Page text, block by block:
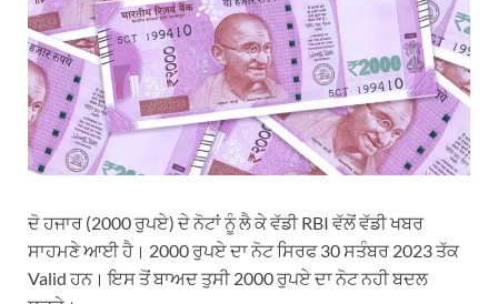
ਦੋ ਹਜਾਰ (2000 ਰੁਪਏ) ਦੇ ਨੋਟਾਂ ਨੂੰ ਲੈ ਕੇ ਵੱਡੀ RBI ਵੱਲੋਂ ਵੱਡੀ ਖਬਰ
ਸਾਹਮਣੇ ਆਈ ਹੈ। 2000 ਰੁਪਏ ਦਾ ਨੋਟ ਸਿਰਫ 30 ਸਤੰਬਰ 2023 ਤੱਕ
Valid ਹਨ। ਇਸ ਤੋਂ ਬਾਅਦ ਤੁਸੀ 2000 ਰੁਪਏ ਦਾ ਨੋਟ ਨਹੀ ਬਦਲ